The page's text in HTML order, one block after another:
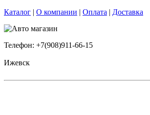
Каталог | О компании | Оплата | Доставка
Телефон: +7(908)911-66-15
Ижевск